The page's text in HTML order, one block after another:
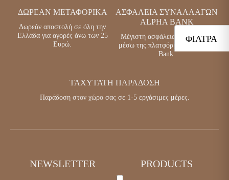
ΦΊΛΤΡΑ
ΔΩΡΕΆΝ ΜΕΤΑΦΟΡΙΚΆ
Δωρεάν αποστολή σε όλη την
Ελλάδα για αγορές άνω των 25
Ευρώ.
ΑΣΦΆΛΕΙΑ ΣΥΝΑΛΛΑΓΏΝ
ALPHA BANK
Μέγιστη ασφάλεια συναλλαγών
μέσω της πλατφόρμας της Alpha
Bank.
ΤΑΧΎΤΑΤΗ ΠΑΡΆΔΟΣΗ
Παράδοση στον χώρο σας σε 1-5 εργάσιμες μέρες.
NEWSLETTER PRODUCTS